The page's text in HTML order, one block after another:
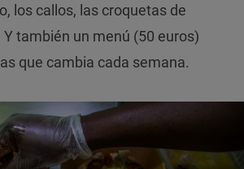
los callos, las croquetas de
también un menú (50 euros)
que cambia cada semana.